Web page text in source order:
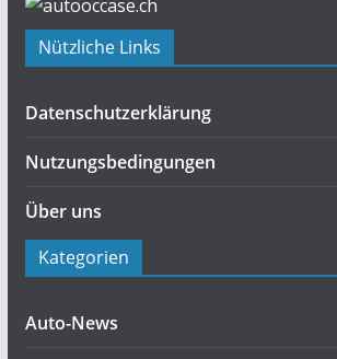
Nützliche Links
Datenschutzerklärung
Nutzungsbedingungen
Über uns
Kategorien
Auto-News